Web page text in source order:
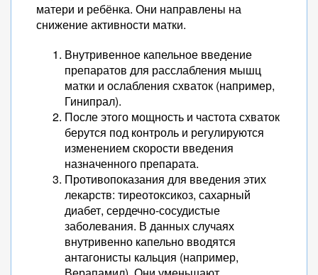
матери и ребёнка. Они направлены на
снижение активности матки.
Внутривенное капельное введение
препаратов для расслабления мышц
матки и ослабления схваток (например,
Гинипрал).
После этого мощность и частота схваток
берутся под контроль и регулируются
изменением скорости введения
назначенного препарата.
Противопоказания для введения этих
лекарств: тиреотоксикоз, сахарный
диабет, сердечно-сосудистые
заболевания. В данных случаях
внутривенно капельно вводятся
антагонисты кальция (например,